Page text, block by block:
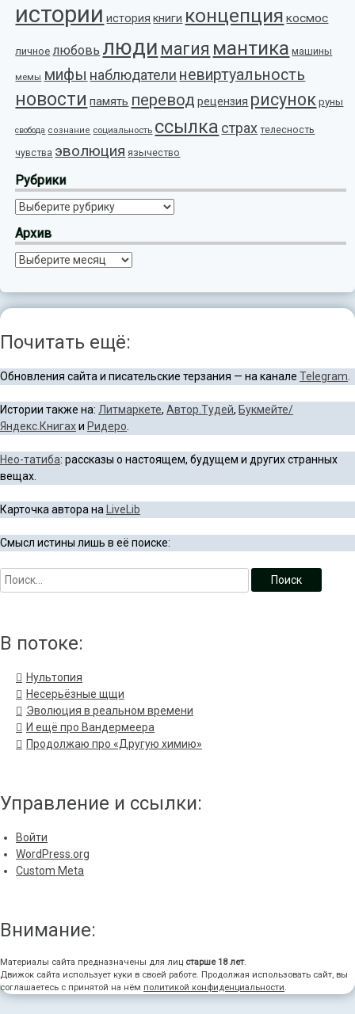
истории история книги концепция космос
личное любовь люди магия мантика машины
мемы мифы наблюдатели невиртуальность
новости память перевод рецензия рисунок руны
свобода сознание социальность ссылка страх телесность
чувства эволюция язычество
Рубрики
Рубрики
Архив
Архив
Почитать ещё:
Обновления сайта и писательские терзания — на канале Telegram
Истории также на: Литмаркете, Автор.Тудей, Букмейте/
Яндекс.Книгахи Ридеро
Нео-татиба: рассказы о настоящем, будущем и других странных
вещах.
Карточка автора на LiveLib
Смысл истины лишь в её поиске:
В потоке:
Нультопия
Несерьёзные щщи
Эволюция в реальном времени
И ещё про Вандермеера
Продолжаю про «Другую химию»
Управление и ссылки:
Войти
WordPress.org
Custom Meta
Внимание:
Материалы сайта предназначены для лиц старше 18 лет.
Движок сайта использует куки в своей работе. Продолжая использовать сайт, вы
соглашаетесь с принятой на нём политикой конфиденциальности.